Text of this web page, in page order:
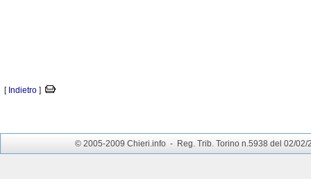
[ Indietro ]
© 2005-2009 Chieri.info - Reg. Trib. Torino n.5938 del 02/02/